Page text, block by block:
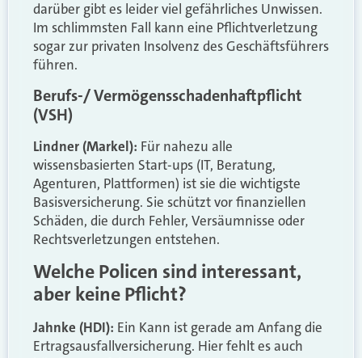
darüber gibt es leider viel gefährliches Unwissen.
Im schlimmsten Fall kann eine Pflichtverletzung
sogar zur privaten Insolvenz des Geschäftsführers
führen.
Berufs-/ Vermögensschadenhaftpflicht
(VSH)
Lindner (Markel): Für nahezu alle
wissensbasierten Start-ups (IT, Beratung,
Agenturen, Plattformen) ist sie die wichtigste
Basisversicherung. Sie schützt vor finanziellen
Schäden, die durch Fehler, Versäumnisse oder
Rechtsverletzungen entstehen.
Welche Policen sind interessant,
aber keine Pflicht?
Jahnke (HDI): Ein Kann ist gerade am Anfang die
Ertragsausfallversicherung. Hier fehlt es auch